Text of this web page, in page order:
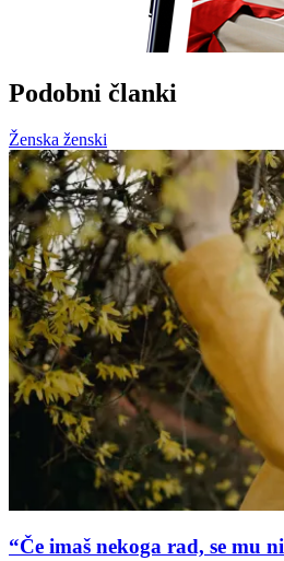
Podobni članki
Ženska ženski
“Če imaš nekoga rad, se mu